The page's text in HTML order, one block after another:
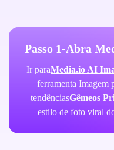
Passo 1-Abra
Ir paraMedia.io AI
ferramenta Imagem
tendênciasGêmeos
estilo de foto viral